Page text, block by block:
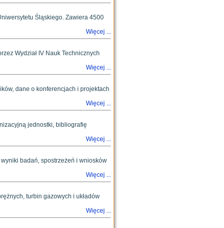
Śląskiego. Zawiera 4500
Więcej ...
Wydział IV Nauk Technicznych
Więcej ...
dane o konferencjach i projektach
Więcej ...
jednostki, bibliografię
Więcej ...
badań, spostrzeżeń i wniosków
Więcej ...
turbin gazowych i układów
Więcej ...